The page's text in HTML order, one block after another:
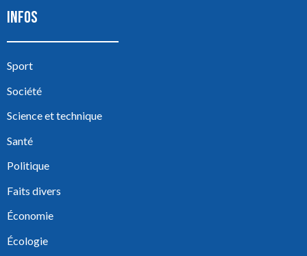
INFOS
Sport
Société
Science et technique
Santé
Politique
Faits divers
Économie
Écologie